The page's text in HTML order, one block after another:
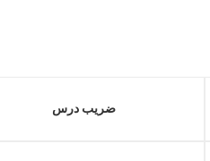
ضریب درس